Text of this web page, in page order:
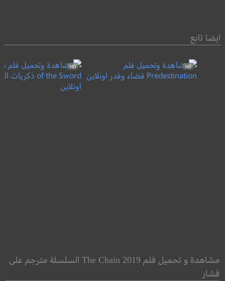
ايضا تابع
قضاء وقدر
ذكريات
مشاهدة و تحميل فلم The Chain 2019 السلسلة مترجم على
فشار